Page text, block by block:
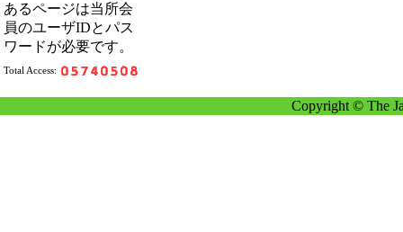
あるページは当所会
員のユーザIDとパス
ワードが必要です。
Total Access:
Copyright © The